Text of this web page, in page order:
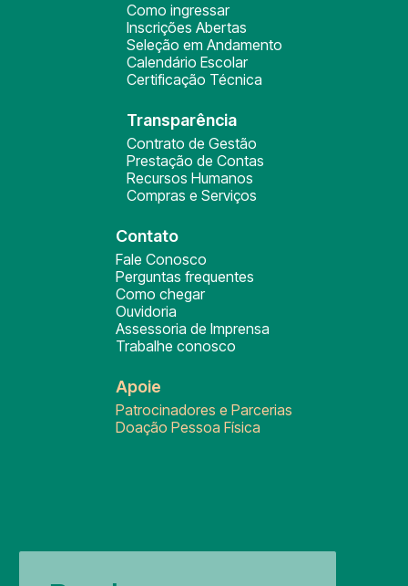
Como ingressar
Inscrições Abertas
Seleção em Andamento
Calendário Escolar
Certificação Técnica
Transparência
Contrato de Gestão
Prestação de Contas
Recursos Humanos
Compras e Serviços
Contato
Fale Conosco
Perguntas frequentes
Como chegar
Ouvidoria
Assessoria de Imprensa
Trabalhe conosco
Apoie
Patrocinadores e Parcerias
Doação Pessoa Física